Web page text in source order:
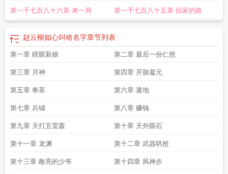
第一千七百八十六章 来一局 第一千七百八十五章 回家的路
赵云柳如心叫啥名字章节列表
第一章 瞎眼新娘 第二章 最后一份仁慈
第三章 月神 第四章 开脉凝元
第五章 奉茶 第六章 遁地
第七章 兵铺 第八章 赚钱
第九章 天打五雷轰 第十章 天外陨石
第十一章 龙渊 第十二章 武器哄抢
第十三章 敞亮的少爷 第十四章 风神步